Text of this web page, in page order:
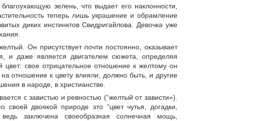
зелень, что выдает его наклонности,
теперь лишь украшение и обрамление
диких инстинктов Свидригайлова. Девочка уже
Он присутствует почти постоянно, оказывает
и даже является двигателем сюжета, определяя
цвет: свое отрицательное отношение к желтому он
отношение к цвету влияли, должно быть, и другие
в народе, в христианстве.
с завистью и ревностью (“желтый от зависти»).
двоякой природе это “цвет чутья, догадки,
заключена своеобразная солнечная мощь,